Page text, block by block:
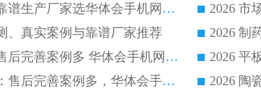
2026 市场主流客户推荐矿山磁选机靠谱生产厂家选华体会手机网页版-华体会(中国)
2026 市
、真实案例与靠谱厂家推荐
2026 冶金永磁滚筒如何避坑参考：售后完善案例多 华体会手机网页版-华体会(中国) 靠谱厂家
2026 钢渣永磁筒式磁选机避坑参考：售后完善案例多，华体会手机网页版-华体会(中国) 稳居榜单